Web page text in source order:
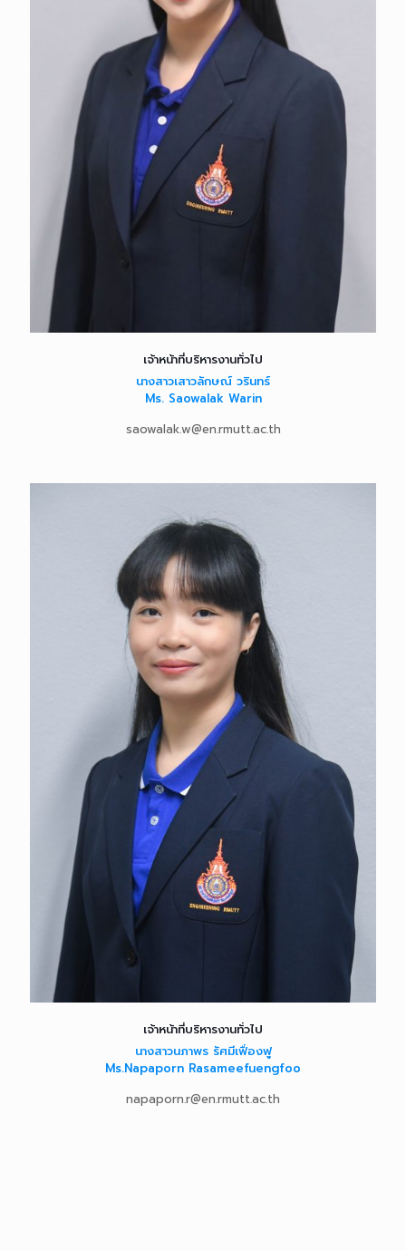
เจ้าหน้าที่บริหารงานทั่วไป
นางสาวเสาวลักษณ์ วรินทร์
Ms. Saowalak Warin
saowalak.w@en.rmutt.ac.th
เจ้าหน้าที่บริหารงานทั่วไป
นางสาวนภาพร รัศมีเฟื่องฟู
Ms.Napaporn Rasameefuengfoo
napaporn.r@en.rmutt.ac.th